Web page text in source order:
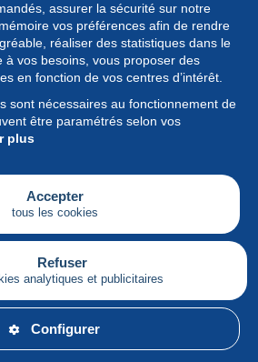
assurer la sécurité sur notre
vos préférences afin de rendre
réaliser des statistiques dans le
à vos besoins, vous proposer des
en fonction de vos centres d’intérêt.
sont nécessaires au fonctionnement de
être paramétrés selon vos
plus
Accepter
tous les cookies
Refuser
analytiques et publicitaires
Configurer
Français
srl - Tous droits réservés.